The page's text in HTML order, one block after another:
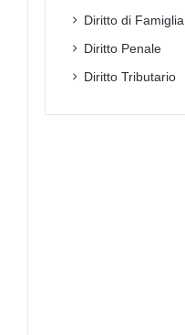
Diritto di Famiglia
Diritto Penale
Diritto Tributario